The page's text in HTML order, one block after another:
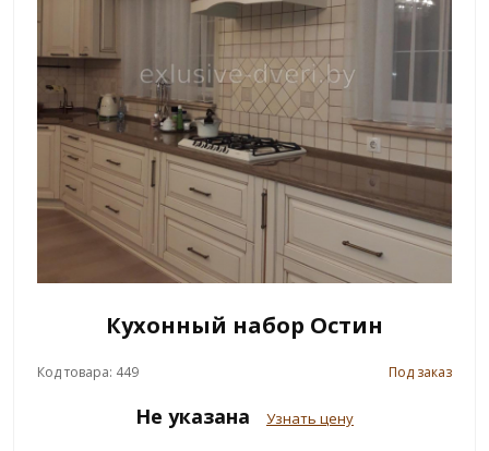
Кухонный набор Остин
Код товара: 449 Под заказ
Не указана Узнать цену